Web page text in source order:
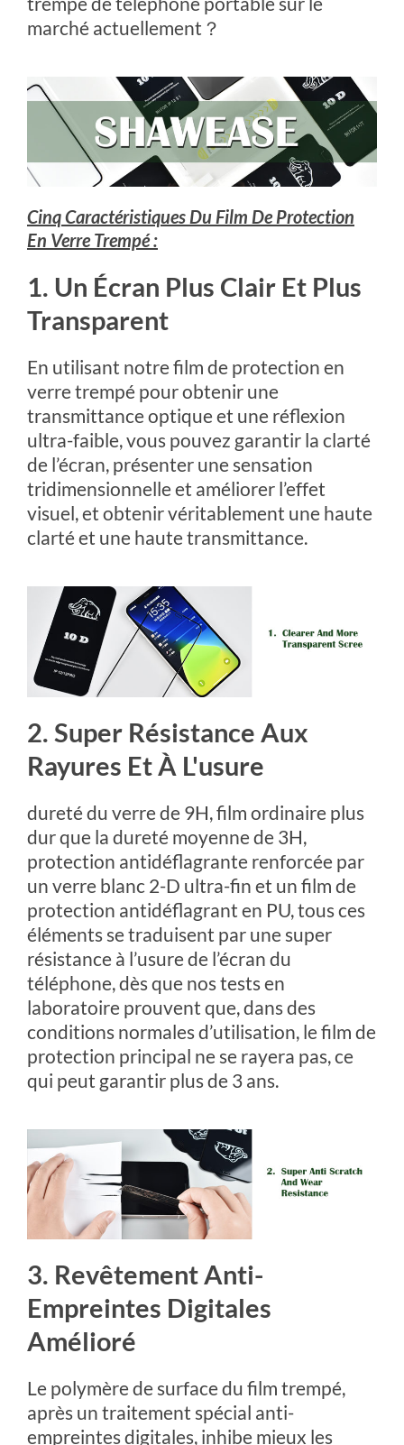
marché actuellement？
Cinq Caractéristiques Du Film De Protection
En Verre Trempé :
1. Un Écran Plus Clair Et Plus
Transparent
En utilisant notre film de protection en
verre trempé pour obtenir une
transmittance optique et une réflexion
ultra-faible, vous pouvez garantir la clarté
de l’écran, présenter une sensation
tridimensionnelle et améliorer l’effet
visuel, et obtenir véritablement une haute
clarté et une haute transmittance.
2. Super Résistance Aux
Rayures Et À L'usure
dureté du verre de 9H, film ordinaire plus
dur que la dureté moyenne de 3H,
protection antidéflagrante renforcée par
un verre blanc 2-D ultra-fin et un film de
protection antidéflagrant en PU, tous ces
éléments se traduisent par une super
résistance à l’usure de l’écran du
téléphone, dès que nos tests en
laboratoire prouvent que, dans des
conditions normales d’utilisation, le film de
protection principal ne se rayera pas, ce
qui peut garantir plus de 3 ans.
3. Revêtement Anti-
Empreintes Digitales
Amélioré
Le polymère de surface du film trempé,
après un traitement spécial anti-
empreintes digitales, inhibe mieux les